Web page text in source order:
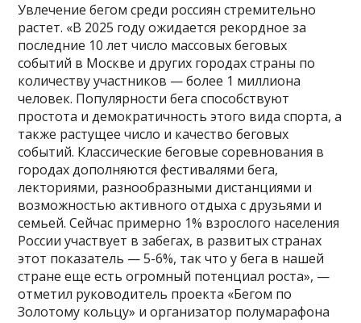
Увлечение бегом среди россиян стремительно
растет. «В 2025 году ожидается рекордное за
последние 10 лет число массовых беговых
событий в Москве и других городах страны по
количеству участников — более 1 миллиона
человек. Популярности бега способствуют
простота и демократичность этого вида спорта, а
также растущее число и качество беговых
событий. Классические беговые соревнования в
городах дополняются фестивалями бега,
лекториями, разнообразными дистанциями и
возможностью активного отдыха с друзьями и
семьей. Сейчас примерно 1% взрослого населения
России участвует в забегах, в развитых странах
этот показатель — 5-6%, так что у бега в нашей
стране еще есть огромный потенциал роста», —
отметил руководитель проекта «Бегом по
Золотому кольцу» и организатор полумарафона